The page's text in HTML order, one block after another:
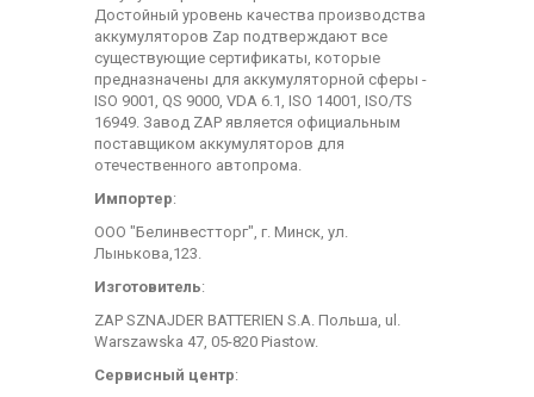
Достойный уровень качества производства
аккумуляторов Zap подтверждают все
существующие сертификаты, которые
предназначены для аккумуляторной сферы -
ISO 9001, QS 9000, VDA 6.1, ISO 14001, ISO/TS
16949. Завод ZAP является официальным
поставщиком аккумуляторов для
отечественного автопрома.
Импортер:
ООО "Белинвестторг", г. Минск, ул.
Лынькова,123.
Изготовитель:
ZAP SZNAJDER BATTERIEN S.A. Польша, ul.
Warszawska 47, 05-820 Piastow.
Сервисный центр: